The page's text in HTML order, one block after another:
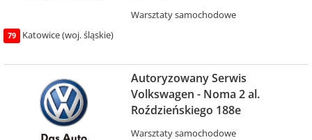
Warsztaty samochodowe
79 Katowice (woj. śląskie)
Autoryzowany Serwis
Volkswagen - Noma 2 al.
Roździeńskiego 188e
Warsztaty samochodowe